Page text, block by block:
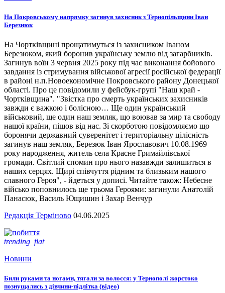
На Покровському напрямку загинув захисник з Тернопільщини Іван
Березнюк
На Чортківщині прощатимуться із захисником Іваном
Березюком, який боронив українську землю від загарбників.
Загинув воїн 3 червня 2025 року під час виконання бойового
завдання із стримування військової агресії російської федерації
в районі н.п.Новоекономічне Покровського району Донецької
області. Про це повідомили у фейсбук-групі "Наш край -
Чортківщина". "Звістка про смерть українських захисників
завжди є важкою і болісною… Ще один український
військовий, ще один наш земляк, що воював за мир та свободу
нашої країни, пішов від нас. Зі скорботою повідомляємо що
боронячи державний суверенітет і територіальну цілісність
загинув наш земляк, Березюк Іван Ярославович 10.08.1969
року народження, житель села Красне Гримайлівської
громади. Світлий спомин про нього назавжди залишиться в
наших серцях. Щирі співчуття рідним та близьким нашого
славного Героя", - йдеться у дописі. Читайте також: Небесне
військо поповнилось ще трьома Героями: загинули Анатолій
Панасюк, Василь Ющишин і Захар Венчур
Редакція Терміново 04.06.2025
trending_flat
Новини
Били руками та ногами, тягали за волосся: у Тернополі жорстоко
познущались з дівчини-підлітка (відео)